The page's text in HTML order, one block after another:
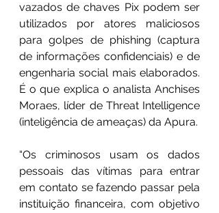
vazados de chaves Pix podem ser
utilizados por atores maliciosos
para golpes de phishing (captura
de informações confidenciais) e de
engenharia social mais elaborados.
É o que explica o analista Anchises
Moraes, líder de Threat Intelligence
(inteligência de ameaças) da Apura.
“Os criminosos usam os dados
pessoais das vítimas para entrar
em contato se fazendo passar pela
instituição financeira, com objetivo